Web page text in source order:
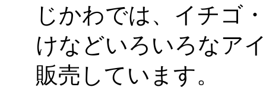
じかわでは、イチゴ
けなどいろいろなア
販売しています。